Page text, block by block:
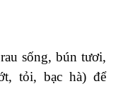
sống, bún tươi,
tỏi, bạc hà) để